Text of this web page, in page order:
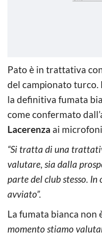
Pato è in trattativa
del campionato turco.
la definitiva fumata
come confermato
Lacerenza ai
“Si tratta di una
valutare, sia dalla
parte del club stesso. In
avviato”.
La fumata bianca non
momento stiamo